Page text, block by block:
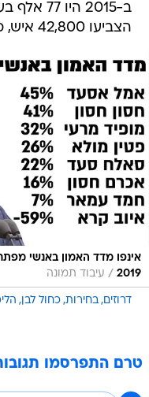
ב-2015
הצביעו 42,800 איש, כ-55%, המהווים כ-1.2 מנדטים.
2019
/ עיבוד תמונה
דרוזים בחירות כחול לבן
טרם התפרסמו